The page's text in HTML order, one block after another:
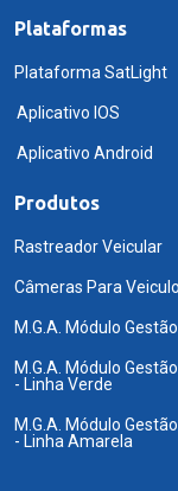
Plataformas
Plataforma SatLight
Aplicativo IOS
Aplicativo Android
Produtos
Rastreador Veicular
Câmeras Para
M.G.A. Módulo
M.G.A. Módulo
- Linha Verde
M.G.A. Módulo
- Linha Amarela